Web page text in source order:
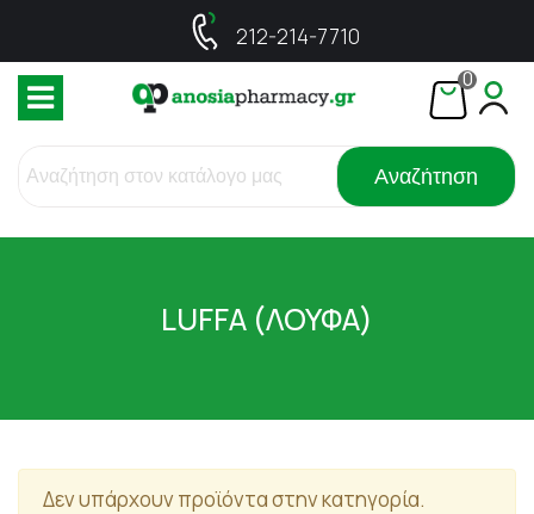
212-214-7710
0
Αναζήτηση
LUFFA (ΛΟΥΦΑ)
Δεν υπάρχουν προϊόντα στην κατηγορία.